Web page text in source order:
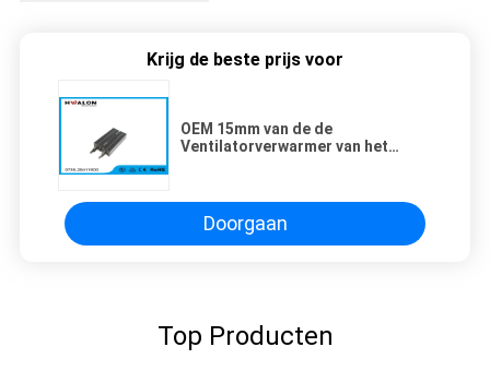
Krijg de beste prijs voor
OEM 15mm van de de
Ventilatorverwarmer van het
Doorgaan
Top Producten